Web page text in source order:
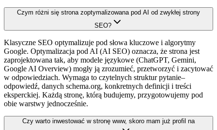
Czym różni się strona zoptymalizowana pod AI od zwykłej strony
SEO?
Klasyczne SEO optymalizuje pod słowa kluczowe i algorytmy
Google. Optymalizacja pod AI (AI SEO) oznacza, że strona jest
zaprojektowana tak, aby modele językowe (ChatGPT, Gemini,
Google AI Overview) mogły ją zrozumieć, przetworzyć i zacytować
w odpowiedziach. Wymaga to czytelnych struktur pytanie–
odpowiedź, danych schema.org, konkretnych definicji i treści
eksperckiej. Każdą stronę, którą budujemy, przygotowujemy pod
obie warstwy jednocześnie.
Czy warto inwestować w stronę www, skoro mam już profil na